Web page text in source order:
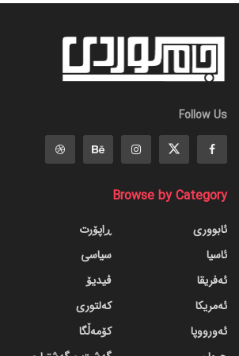
Follow Us
Browse by Category
ئابووری
ئاسیا
ئەفریقا
ئەمریکا
ئەورووپا
ڕاپۆرت
سیاسی
ڤیدیۆ
کەلتوری
کۆمەڵگا